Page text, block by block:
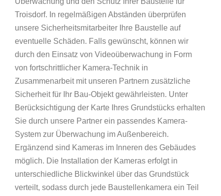
Troisdorf. In regelmäßigen Abständen überprüfen
unsere Sicherheitsmitarbeiter Ihre Baustelle auf
eventuelle Schäden. Falls gewünscht, können wir
durch den Einsatz von Videoüberwachung in Form
von fortschrittlicher Kamera-Technik in
Zusammenarbeit mit unseren Partnern zusätzliche
Sicherheit für Ihr Bau-Objekt gewährleisten. Unter
Berücksichtigung der Karte Ihres Grundstücks erhalten
Sie durch unsere Partner ein passendes Kamera-
System zur Überwachung im Außenbereich.
Ergänzend sind Kameras im Inneren des Gebäudes
möglich. Die Installation der Kameras erfolgt in
unterschiedliche Blickwinkel über das Grundstück
verteilt, sodass durch jede Baustellenkamera ein Teil